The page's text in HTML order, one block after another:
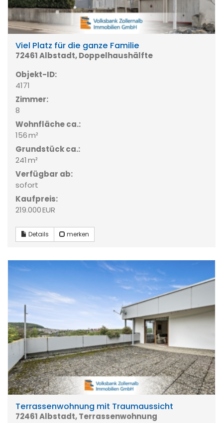
Viel Platz für die ganze Familie
72461 Albstadt, Doppelhaushälfte
Objekt-ID:
4171
Zimmer:
8
Wohnfläche ca.:
156 m²
Grund­stück ca.:
241 m²
Verfügbar ab:
sofort
Kaufpreis:
219.000 EUR
Details merken
Terrassenwohnung mit Traumaussicht
72461 Albstadt, Terrassenwohnung